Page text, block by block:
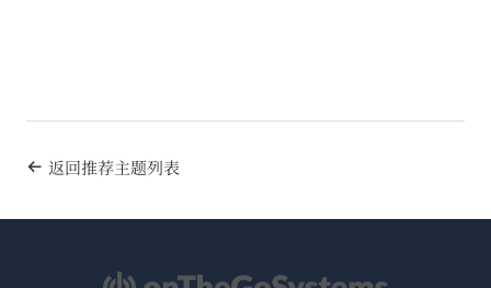
返回推荐主题列表